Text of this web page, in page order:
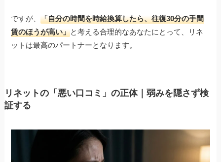
ですが、「自分の時間を時給換算したら、往復30分の手間
賃のほうが高い」と考える合理的なあなたにとって、リネ
ットは最高のパートナーとなります。
リネットの「悪い口コミ」の正体｜弱みを隠さず検
証する